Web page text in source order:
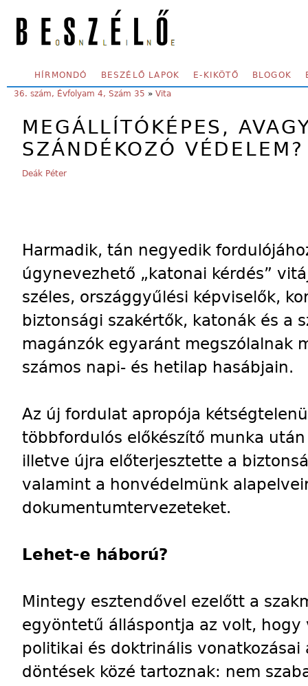
SECONDARY MENU
HÍRMONDÓ BESZÉLŐ LAPOK E-KIKÖTŐ BLOGOK
YOU ARE HERE:
36. szám, Évfolyam 4, Szám 35 » Vita
MEGÁLLÍTÓKÉPES,
SZÁNDÉKOZÓ VÉDELEM?
Deák Péter
Harmadik, tán negyedik
úgynevezhető „katonai kérdés”
széles, országgyűlési képviselők,
biztonsági szakértők, katonák és a
magánzók egyaránt megszólalnak
számos napi- és hetilap hasábjain.
Az új fordulat apropója
többfordulós előkészítő munka
illetve újra előterjesztette a
valamint a honvédelmünk
dokumentumtervezeteket.
Lehet-e háború?
Mintegy esztendővel ezelőtt a
egyöntetű álláspontja az volt, hogy
politikai és doktrinális
döntések közé tartoznak: nem